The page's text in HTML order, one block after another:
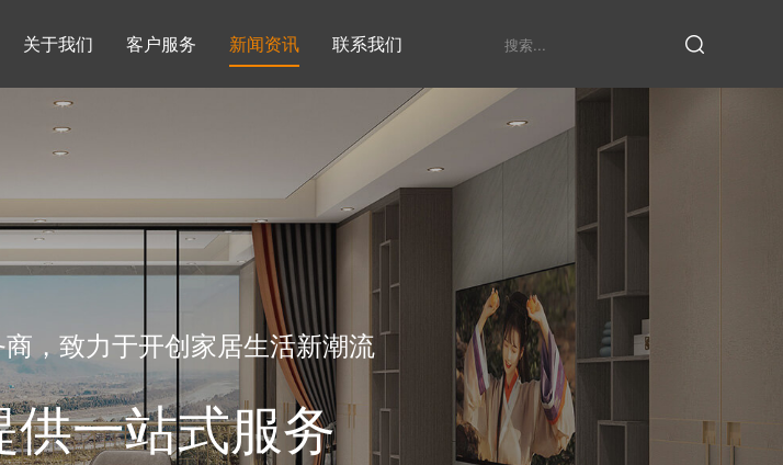
衣帽间
酒柜系列 鞋柜系列 衣柜系列
关于我们
发展历程
客户服务 新闻资讯
家具定制厂家
联系我们
，致力于开创家居生活新潮流
一站式服务